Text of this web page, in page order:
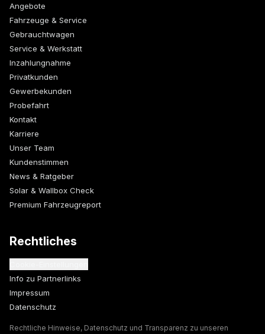
Angebote
Fahrzeuge & Service
Gebrauchtwagen
Service & Werkstatt
Inzahlungnahme
Privatkunden
Gewerbekunden
Probefahrt
Kontakt
Karriere
Unser Team
Kundenstimmen
News & Ratgeber
Solar & Wallbox Check
Premium Fahrzeugreport
Rechtliches
Info zu Partnerlinks
Impressum
Datenschutz
Rechtliche Hinweise, Datenschutz und Transparenz zu unseren